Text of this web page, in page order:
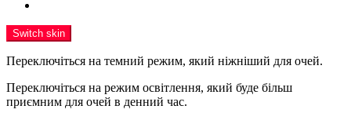
Switch skin
Переключіться на темний режим, який ніжніший для очей.
Переключіться на режим освітлення, який буде більш
приємним для очей в денний час.